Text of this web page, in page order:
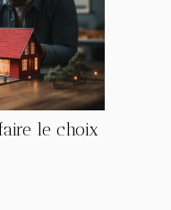
le choix